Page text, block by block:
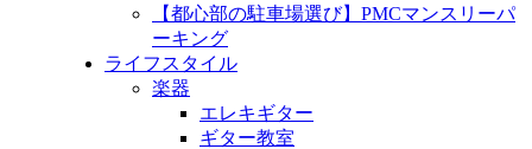
【都心部の駐車場選び】PMCマンスリーパ
ーキング
ライフスタイル
楽器
エレキギター
ギター教室